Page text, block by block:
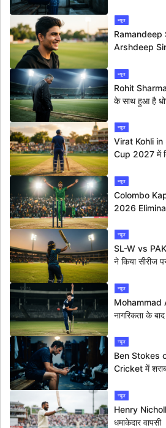
न्यूज
Ramandeep
Arshdeep
न्यूज
Rohit
के साथ हुआ है
न्यूज
Virat Kohli in
Cup 2027 में
न्यूज
Colombo
2026
न्यूज
SL-W vs
ने किया सीरीज
न्यूज
Mohammad
नागरिकता के
न्यूज
Ben Stokes
Cricket में
न्यूज
Henry
धमाकेदार वापसी